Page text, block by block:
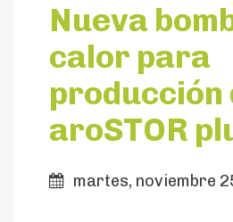
Nueva
calor para
producción
aroSTOR
martes, noviembre